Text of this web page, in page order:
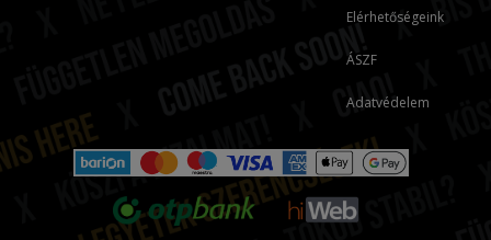
Elérhetőségeink
ÁSZF
Adatvédelem